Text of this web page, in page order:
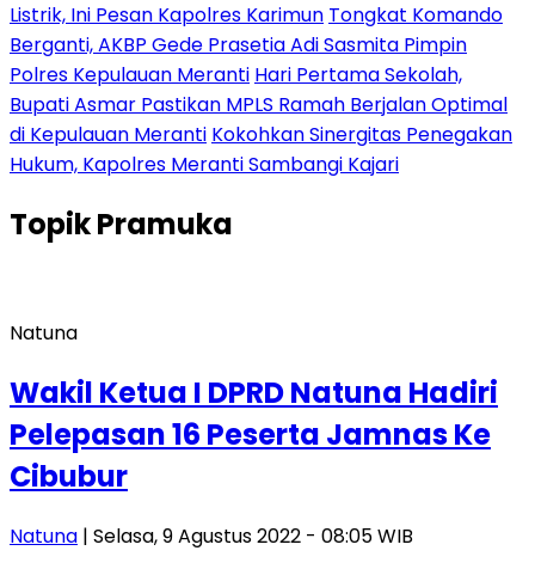
Listrik, Ini Pesan Kapolres Karimun Tongkat Komando
Berganti, AKBP Gede Prasetia Adi Sasmita Pimpin
Polres Kepulauan Meranti Hari Pertama Sekolah,
Bupati Asmar Pastikan MPLS Ramah Berjalan Optimal
di Kepulauan Meranti Kokohkan Sinergitas Penegakan
Hukum, Kapolres Meranti Sambangi Kajari
TopikPramuka
Natuna
Wakil Ketua I DPRD Natuna Hadiri
Pelepasan 16 Peserta Jamnas Ke
Cibubur
Natuna | Selasa, 9 Agustus 2022 - 08:05 WIB